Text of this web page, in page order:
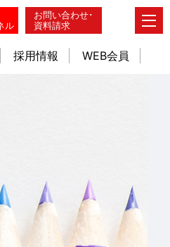
お問い合わせ･
資料請求
ル
採用情報 WEB会員